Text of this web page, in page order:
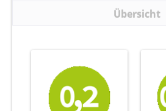
Übersicht